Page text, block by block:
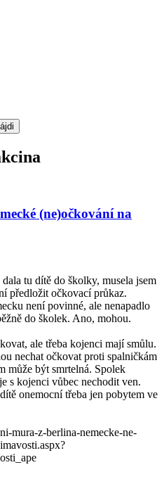
(ne)očkování na
tu dítě do školky, musela jsem
předložit očkovací průkaz.
není povinné, ale nenapadlo
do školek. Ano, mohou.
ale třeba kojenci mají smůlu.
nechat očkovat proti spalničkám
může být smrtelná. Spolek
s kojenci vůbec nechodit ven.
onemocní třeba jen pobytem ve
mura-z-berlina-nemecke-ne-